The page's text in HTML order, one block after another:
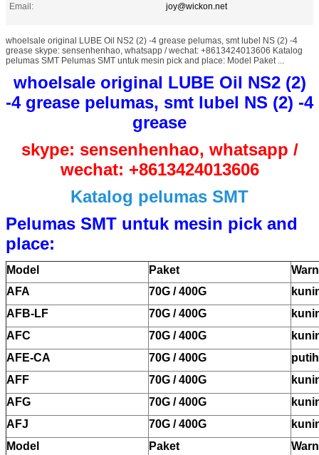
Email:
joy@wickon.net
whoelsale original LUBE Oil NS2 (2) -4 grease pelumas, smt lubel NS (2) -4
grease skype: sensenhenhao, whatsapp / wechat: +8613424013606 Katalog
pelumas SMT Pelumas SMT untuk mesin pick and place: Model Paket ...
whoelsale original LUBE Oil NS2 (2)
-4 grease pelumas, smt lubel NS (2) -4
grease
skype: sensenhenhao, whatsapp /
wechat: +8613424013606
Katalog pelumas SMT
Pelumas SMT untuk mesin pick and
place:
Model Paket
AFA
70G / 400G
AFB-LF
70G / 400G
AFC
70G / 400G
AFE-CA
70G / 400G
putih
AFF
70G / 400G
AFG
70G / 400G
AFJ
70G / 400G
Model
Paket